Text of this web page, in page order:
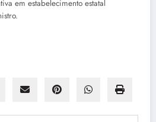
em estabelecimento estatal